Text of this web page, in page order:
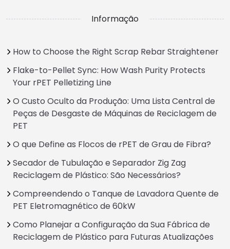
Informação
How to Choose the Right Scrap Rebar Straightener
Flake-to-Pellet Sync: How Wash Purity Protects
Your rPET Pelletizing Line
O Custo Oculto da Produção: Uma Lista Central de
Peças de Desgaste de Máquinas de Reciclagem de
PET
O que Define as Flocos de rPET de Grau de Fibra?
Secador de Tubulação e Separador Zig Zag
Reciclagem de Plástico: São Necessários?
Compreendendo o Tanque de Lavadora Quente de
PET Eletromagnético de 60kW
Como Planejar a Configuração da Sua Fábrica de
Reciclagem de Plástico para Futuras Atualizações